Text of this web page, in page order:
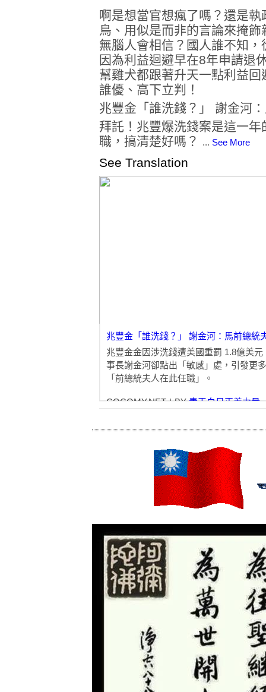
啊是想當官想瘋了嗎？還是
鳥、用似是而非的言論來掩
無腦人會相信？國人誰不知
因為利益迴避早在8年申請退
幫雞犬都跟著升天一點利益
誰優、高下立判！
兆豐金「誰洗錢？」 謝金河
拜託！兆豐爆洗錢案是這一
職，搞清楚好嗎？
... See More
See Translation
兆豐金「誰洗錢？」 謝金河：馬前總統
兆豐金金因涉洗錢遭美國重罰 1.8億美
事長謝金河卻點出「敏感」處，引發更
「前總統夫人在此任職」。
COCOMY.NET | BY青天白日正義力量